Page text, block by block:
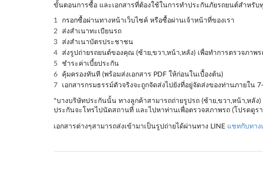
ขั้นตอนการซื้อ และเอกสารที่ต้องใช้ในการทำประกันภัยรถยนต์สำหรับ
กรอกซื้อผ่านทางหน้าเว็บไซค์ หรือซื้อผ่านเจ้าหน้าที่ของเรา
ส่งสำเนาทะเบียนรถ
ส่งสำเนาบัตรประชาชน
ส่งรูปถ่ายรถยนต์ของคุณ (ซ้าย,ขวา,หน้า,หลัง) เพื่อทำการตรวจภาพ
ชำระค่าเบี้ยประกัน
คุ้มครองทันที (พร้อมส่งเอกสาร PDF ให้ก่อนในเบื้องต้น)
เอกสารกรมธรรม์ตัวจริงจะถูกจัดส่งไปยังที่อยู่จัดส่งของท่านภายใน
*บางบริษัทประกันนั้น ทางลูกค้าสามารถถ่ายรูปรถ (ซ้าย,ขวา,หน้า,หลั
ประกันจะโทรไปนัดสถานที่ และไปหาท่านเพื่อตรวจสภาพรถ (โปรดดูร
เอกสารต่างๆสามารถส่งเข้ามาเป็นรูปถ่ายได้ผ่านทาง LINE แชทกับทาง